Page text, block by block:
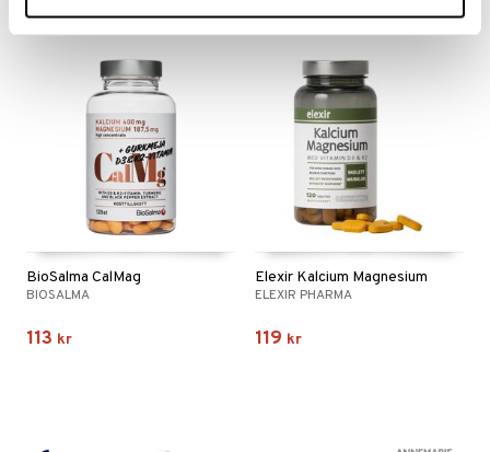
BioSalma CalMag
BIOSALMA
113 kr
Elexir Kalcium Magnesium
ELEXIR PHARMA
119 kr